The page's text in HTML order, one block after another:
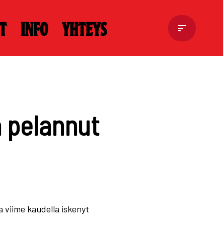
Info Yhteys
pelannut
viime kaudella iskenyt